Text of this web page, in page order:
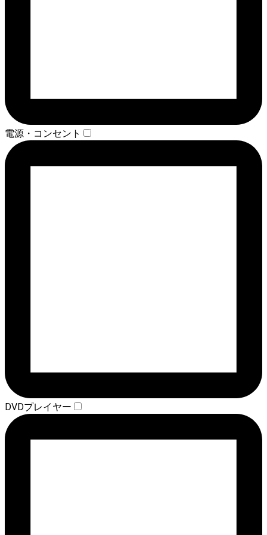
電源・コンセント
DVDプレイヤー